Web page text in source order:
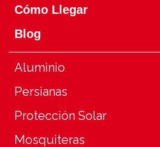
Cómo Llegar
Blog
Aluminio
Persianas
Protección Solar
Mosquiteras